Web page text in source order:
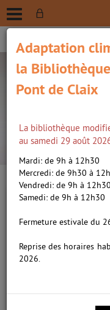
Adaptation
la
Pont de Claix
La bibliothèque
au samedi 29 août
Mardi: de 9h à 12h30
Mercredi: de 9h30 à
Vendredi: de 9h à 12h30
Samedi: de 9h à 12h30
Fermeture estivale du
Reprise des horaires
2026.